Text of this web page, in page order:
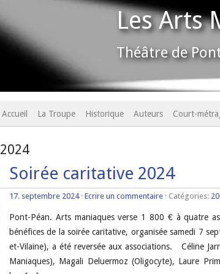
Les Arts
Théâtre de
Accueil La Troupe Historique Auteurs Court-
2024
Soirée caritative 2024
17. septembre 2024· Ecrire un commentaire · Catégories:
Pont-Péan. Arts maniaques verse 1 800 € à quatre
bénéfices de la soirée caritative, organisée samedi 7
et-Vilaine), a été reversée aux associations. Céline
Maniaques), Magali Deluermoz (Oligocyte), Laure